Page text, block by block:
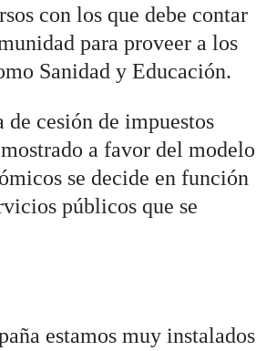
con los que debe contar
para proveer a los
Sanidad y Educación.
de cesión de impuestos
a favor del modelo
se decide en función
públicos que se
estamos muy instalados